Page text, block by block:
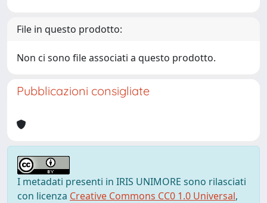
File in questo prodotto:
Non ci sono file associati a questo prodotto.
Pubblicazioni consigliate
I metadati presenti in IRIS UNIMORE sono rilasciati
con licenza Creative Commons CC0 1.0 Universal,